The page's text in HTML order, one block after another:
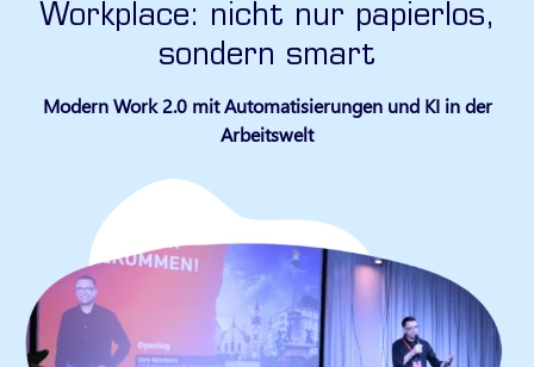
Workplace: nicht nur papierlos,
sondern smart
Modern Work 2.0 mit Automatisierungen und KI in der
Arbeitswelt